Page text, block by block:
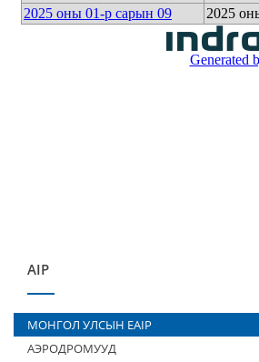
AIP
МОНГОЛ УЛСЫН EAIP
АЭРОДРОМУУД